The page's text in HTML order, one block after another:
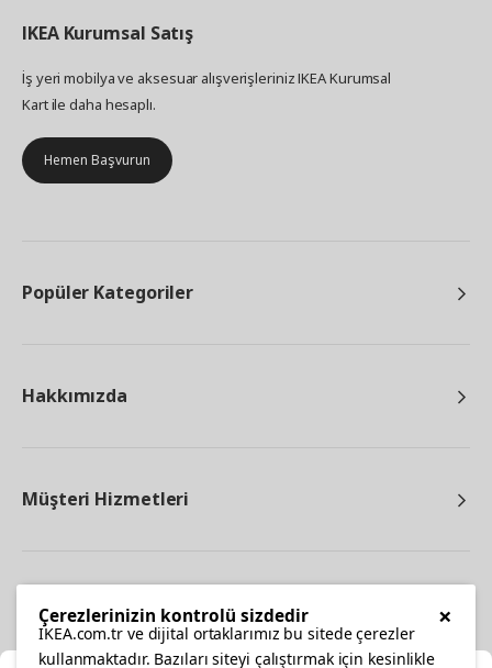
IKEA Kurumsal Satış
İş yeri mobilya ve aksesuar alışverişleriniz IKEA Kurumsal
Kart ile daha hesaplı.
Hemen Başvurun
Popüler Kategoriler
Hakkımızda
Müşteri Hizmetleri
×
Çerezlerinizin kontrolü sizdedir
IKEA.com.tr ve dijital ortaklarımız bu sitede çerezler
kullanmaktadır. Bazıları siteyi çalıştırmak için kesinlikle